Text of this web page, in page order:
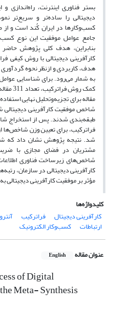
بستر فناوری اینترنت، راه‌اندازی
دیجیتالی را ساده‌تر و سریع‌تر
کسب‌وکارها در ایران کُند است و
جامع عوامل موفقیت این نوع
بنابراین، هدف کلی پژوهش
کارآفرینی دیجیتالی با روش کیفی
هدف، کاربردی و ازنظر نحوه
به شمار می‌رود. برای شناسایی
طبقه‌بندی شدند. پس از استخراج
فراترکیب، برای تعیین وزن شاخص‌ها
شد. نتیجه پژوهش نشان داد که
شاخص‌های زیرساخت فناوری
کارآفرینی دیجیتالی در سازمان،
مؤثر بر موفقیت کارآفرینی
کلیدواژه‌ها
کارآفرینی دیجیتال
فراترکیب
ارتباطات کسب‌وکار الکترونیک
عنوان مقاله English
of Digital
Meta- Synthesis